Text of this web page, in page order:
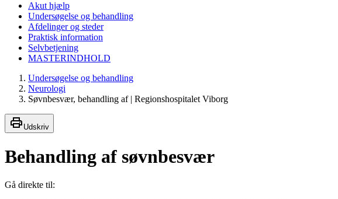
Akut hjælp
Undersøgelse og behandling
Afdelinger og steder
Praktisk information
Selvbetjening
MASTERINDHOLD
Undersøgelse og behandling
Neurologi
Søvnbesvær, behandling af | Regionshospitalet Viborg
Udskriv
Behandling af søvnbesvær
Gå direkte til: